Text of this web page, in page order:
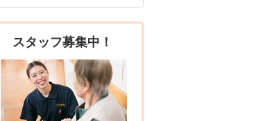
スタッフ募集中！